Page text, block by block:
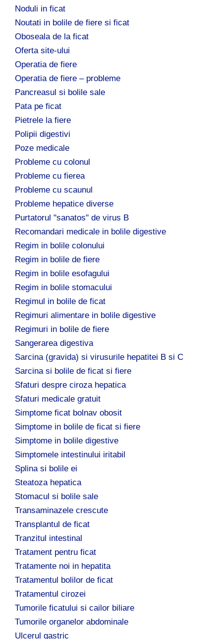
Noduli in ficat
Noutati in bolile de fiere si ficat
Oboseala de la ficat
Oferta site-ului
Operatia de fiere
Operatia de fiere – probleme
Pancreasul si bolile sale
Pata pe ficat
Pietrele la fiere
Polipii digestivi
Poze medicale
Probleme cu colonul
Probleme cu fierea
Probleme cu scaunul
Probleme hepatice diverse
Purtatorul "sanatos" de virus B
Recomandari medicale in bolile digestive
Regim in bolile colonului
Regim in bolile de fiere
Regim in bolile esofagului
Regim in bolile stomacului
Regimul in bolile de ficat
Regimuri alimentare in bolile digestive
Regimuri in bolile de fiere
Sangerarea digestiva
Sarcina (gravida) si virusurile hepatitei B si C
Sarcina si bolile de ficat si fiere
Sfaturi despre ciroza hepatica
Sfaturi medicale gratuit
Simptome ficat bolnav obosit
Simptome in bolile de ficat si fiere
Simptome in bolile digestive
Simptomele intestinului iritabil
Splina si bolile ei
Steatoza hepatica
Stomacul si bolile sale
Transaminazele crescute
Transplantul de ficat
Tranzitul intestinal
Tratament pentru ficat
Tratamente noi in hepatita
Tratamentul bolilor de ficat
Tratamentul cirozei
Tumorile ficatului si cailor biliare
Tumorile organelor abdominale
Ulcerul gastric